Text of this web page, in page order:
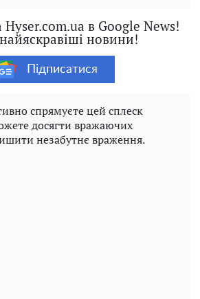
в Google News!
новини!
Підписатися
спрямуєте цей сплеск
досягти вражаючих
незабутнє враження.